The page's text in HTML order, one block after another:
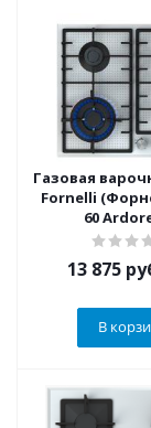
Газовая
Fornelli
60
13 875
В